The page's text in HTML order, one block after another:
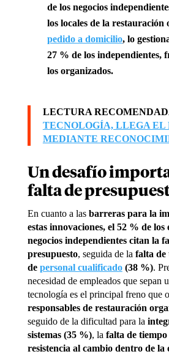
de los negocios
los locales de la restauración
pedido a domicilio, lo
27 % de los independientes,
los organizados.
LECTURA
TECNOLOGÍA, LLEGA EL
MEDIANTE
Un desafío
falta de
En cuanto a lasbarreras para la
estas innovaciones, el 52 % de los
negocios independientes citan la
presupuesto, seguida de la falta de
de personal cualificado(38 %).
necesidad de empleados que sepan
tecnología es el principal freno que
responsables de restauración
seguido de la dificultad para la
sistemas (35 %), la falta de
resistencia al cambio dentro de la